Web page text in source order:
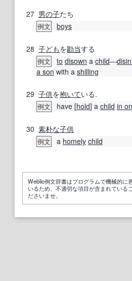
27 男の子たち
例文 boys
28 子どもを勘当する
例文 to disown a child―
a son with a shilling
29 子供を抱いている.
例文 have [hold] a child in
30 素朴な子供
例文 a homely child
Weblio例文辞書はプログラムで機械的に
いるため、不適切な項目が含まれている
ださいませ。